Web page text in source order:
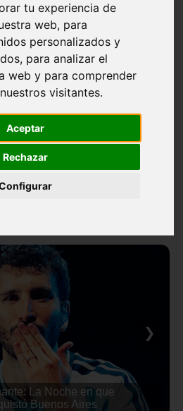
tu experiencia de
web, para
personalizados y
para analizar el
web y para comprender
visitantes.
Aceptar
Rechazar
La Noche en que
Buenos Aires
❯